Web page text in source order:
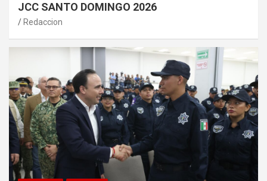
JCC SANTO DOMINGO 2026
Redaccion